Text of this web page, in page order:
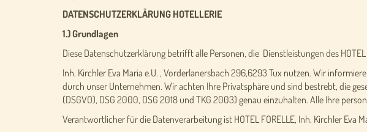
DATENSCHUTZERKLÄRUNG HOTELLERIE
1.) Grundlagen
Diese Datenschutzerklärung betrifft alle Personen, die Dienstleistungen des HOTEL
Inh. Kirchler Eva Maria e.U. , Vorderlanersbach 296,6293 Tux nutzen. Wir
durch unser Unternehmen. Wir achten Ihre Privatsphäre und sind bestrebt, die
(DSGVO), DSG 2000, DSG 2018 und TKG 2003) genau einzuhalten. Alle Ihre
Verantwortlicher für die Datenverarbeitung ist HOTEL FORELLE, Inh. Kirchler Eva